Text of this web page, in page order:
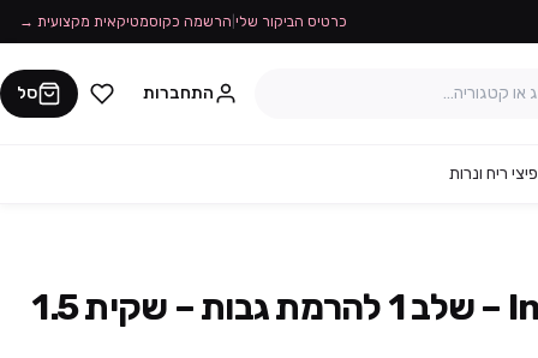
כרטיס הביקור שלי הרשמה כקוסמטיקאית מקצועית →
התחברות סל
ריח ונרות
InLei Brow Lift 1 – שלב 1 להרמת גבות – שקית 1.5